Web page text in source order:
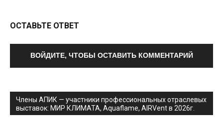
ОСТАВЬТЕ ОТВЕТ
ВОЙДИТЕ, ЧТОБЫ ОСТАВИТЬ КОММЕНТАРИЙ
Члены АПИК — участники профессиональных отраслевых
выставок: МИР КЛИМАТА, Aquaflame, AIRVent в 2026г.